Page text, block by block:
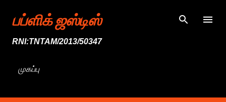
முதன்மை உள்ளடக்கத்திற்குச் செல்
பப்ளிக் ஜஸ்டிஸ்
RNI:TNTAM/2013/50347
முகப்பு